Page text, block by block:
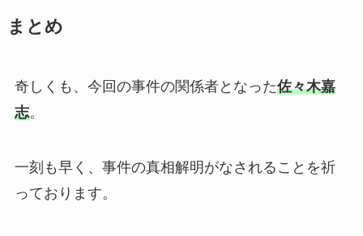
まとめ
奇しくも、今回の事件の関係者となった佐々木嘉
志。
一刻も早く、事件の真相解明がなされることを祈
っております。